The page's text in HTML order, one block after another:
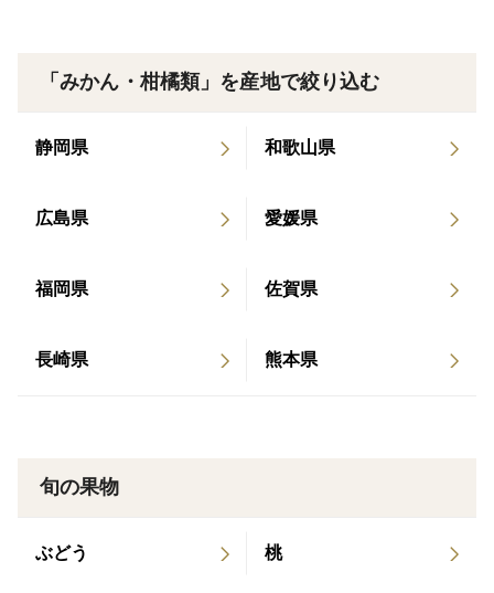
(サイズにより個数にバラつきがあります)
サイズ混合(2S〜L)
生ものですので、どうしても配送中に数個腐敗してしま
ります。ご了承下さい。
剤など使用していません。安心安全です。
ら腐る可能性がありますのでご理解頂けたらと思いま
「みかん・柑橘類」を産地で絞り込む
静岡県 和歌山県
広島県 愛媛県
福岡県 佐賀県
長崎県 熊本県
旬の果物
ぶどう 桃